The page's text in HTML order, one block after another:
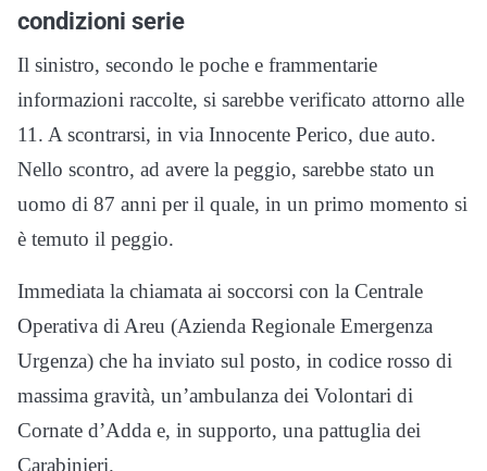
condizioni serie
Il sinistro, secondo le poche e frammentarie
informazioni raccolte, si sarebbe verificato attorno alle
11. A scontrarsi, in via Innocente Perico, due auto.
Nello scontro, ad avere la peggio, sarebbe stato un
uomo di 87 anni per il quale, in un primo momento si
è temuto il peggio.
Immediata la chiamata ai soccorsi con la Centrale
Operativa di Areu (Azienda Regionale Emergenza
Urgenza) che ha inviato sul posto, in codice rosso di
massima gravità, un’ambulanza dei Volontari di
Cornate d’Adda e, in supporto, una pattuglia dei
Carabinieri.